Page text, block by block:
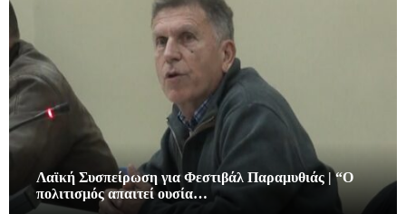
Λαϊκή Συσπείρωση για Φεστιβάλ Παραμυθιάς | “Ο
πολιτισμός απαιτεί ουσία…